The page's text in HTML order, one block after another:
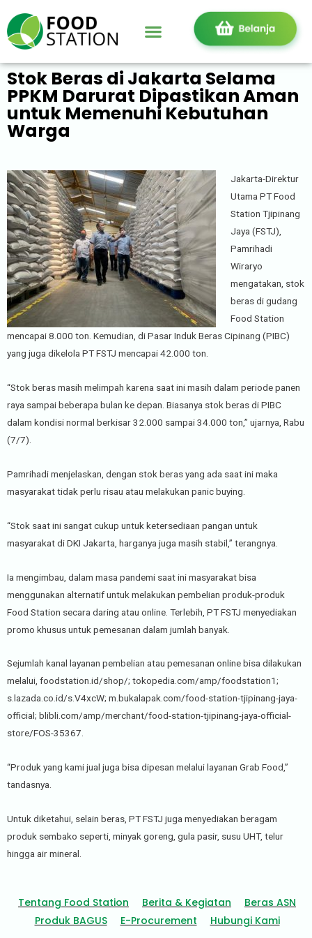
Stok Beras di Jakarta Selama
PPKM Darurat Dipastikan Aman
untuk Memenuhi Kebutuhan
Warga
Jakarta-Direktur
Utama PT Food
Station Tjipinang
Jaya (FSTJ),
Pamrihadi
Wiraryo
mengatakan, stok
beras di gudang
Food Station
mencapai 8.000 ton. Kemudian, di Pasar Induk Beras Cipinang (PIBC)
yang juga dikelola PT FSTJ mencapai 42.000 ton.
“Stok beras masih melimpah karena saat ini masih dalam periode panen
raya sampai beberapa bulan ke depan. Biasanya stok beras di PIBC
dalam kondisi normal berkisar 32.000 sampai 34.000 ton,” ujarnya, Rabu
(7/7).
Pamrihadi menjelaskan, dengan stok beras yang ada saat ini maka
masyarakat tidak perlu risau atau melakukan panic buying.
“Stok saat ini sangat cukup untuk ketersediaan pangan untuk
masyarakat di DKI Jakarta, harganya juga masih stabil,” terangnya.
Ia mengimbau, dalam masa pandemi saat ini masyarakat bisa
menggunakan alternatif untuk melakukan pembelian produk-produk
Food Station secara daring atau online. Terlebih, PT FSTJ menyediakan
promo khusus untuk pemesanan dalam jumlah banyak.
Sejumlah kanal layanan pembelian atau pemesanan online bisa dilakukan
melalui, foodstation.id/shop/; tokopedia.com/amp/foodstation1;
s.lazada.co.id/s.V4xcW; m.bukalapak.com/food-station-tjipinang-jaya-
official; blibli.com/amp/merchant/food-station-tjipinang-jaya-official-
store/FOS-35367.
“Produk yang kami jual juga bisa dipesan melalui layanan Grab Food,”
tandasnya.
Untuk diketahui, selain beras, PT FSTJ juga menyediakan beragam
produk sembako seperti, minyak goreng, gula pasir, susu UHT, telur
hingga air mineral.
Tentang Food Station Berita & Kegiatan
Beras ASN
Produk BAGUS
E-Procurement Hubungi Kami